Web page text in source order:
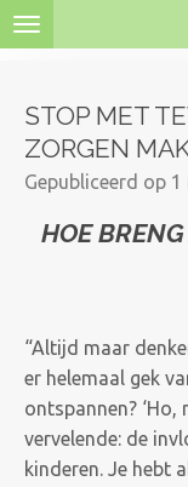
Ga
de
hoofdinhoud
STOP MET
ZORGEN
Gepubliceerd op
HOE
“Altijd maar
er helemaal gek
ontspannen? ‘Ho,
vervelende: de
kinderen. Je hebt